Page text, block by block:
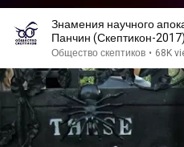
Знамения научного
Панчин (Скептикон-2017)
Общество скептиков • 68K